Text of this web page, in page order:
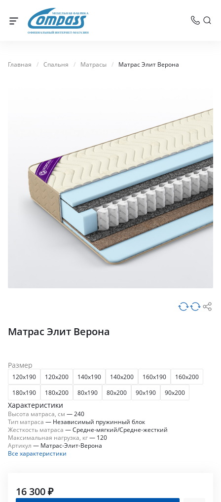
МЕБЕЛЬНАЯ ФАБРИКА
ОФИЦИАЛЬНЫЙ ИНТЕРНЕТ-МАГАЗИН
Главная / Спальня / Матрасы / Матрас Элит Верона
Матрас Элит Верона
Размер
120x190 120x200 140x190 140x200 160x190
160x200
180x190
180x200 80x190 80x200 90x190 90x200
Характеристики
Высота матраса, см — 240
Тип матраса — Независимый пружинный блок
Жесткость матраса —Средне-мягкий/Средне-жесткий
Максимальная нагрузка, кг— 120
Артикул — Матрас-Элит-Верона
Все характеристики
16 300 ₽